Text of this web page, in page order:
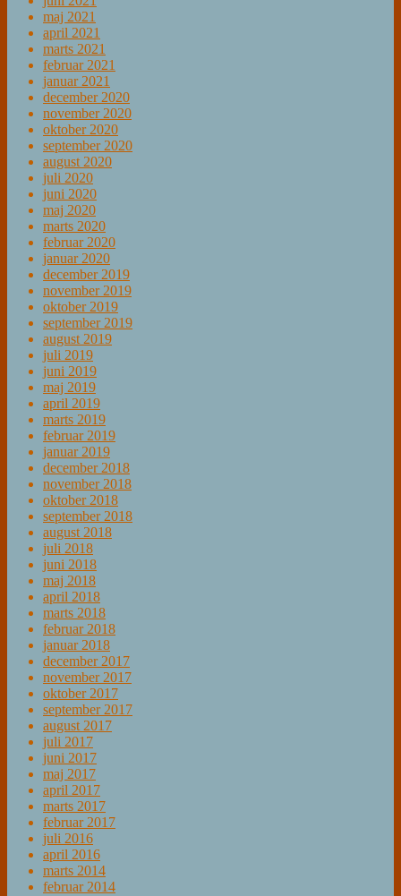
maj 2021
april 2021
marts 2021
februar 2021
januar 2021
december 2020
november 2020
oktober 2020
september 2020
august 2020
juli 2020
juni 2020
maj 2020
marts 2020
februar 2020
januar 2020
december 2019
november 2019
oktober 2019
september 2019
august 2019
juli 2019
juni 2019
maj 2019
april 2019
marts 2019
februar 2019
januar 2019
december 2018
november 2018
oktober 2018
september 2018
august 2018
juli 2018
juni 2018
maj 2018
april 2018
marts 2018
februar 2018
januar 2018
december 2017
november 2017
oktober 2017
september 2017
august 2017
juli 2017
juni 2017
maj 2017
april 2017
marts 2017
februar 2017
juli 2016
april 2016
marts 2014
februar 2014